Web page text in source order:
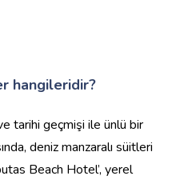
hangileridir?
tarihi geçmişi ile ünlü bir
deniz manzaralı süitleri
Beach Hotel’, yerel